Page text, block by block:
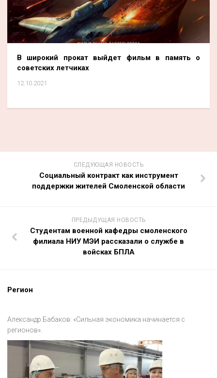
В широкий прокат выйдет фильм в память о
советских летчиках
12.10.2021
СЛЕДУЮЩАЯ НОВОСТЬ
Социальный контракт как инструмент
поддержки жителей Смоленской области
ПРЕДЫДУЩАЯ НОВОСТЬ
Студентам военной кафедры смоленского
филиала НИУ МЭИ рассказали о службе в
войсках БПЛА
Регион
Александр Бабаков: «Сильная экономика начинается с
регионов».